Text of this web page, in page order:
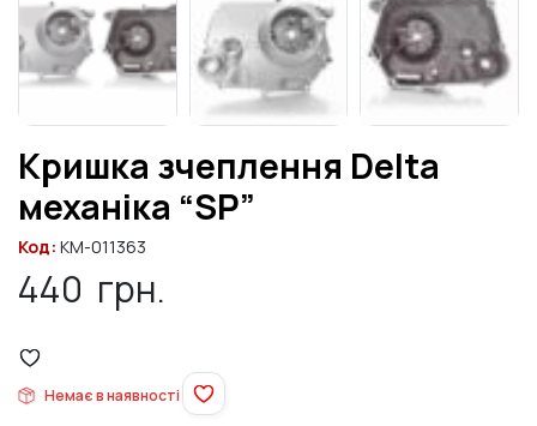
Кришка зчеплення Delta
механіка “SP”
Код: KM-011363
440 грн.
Немає в наявності